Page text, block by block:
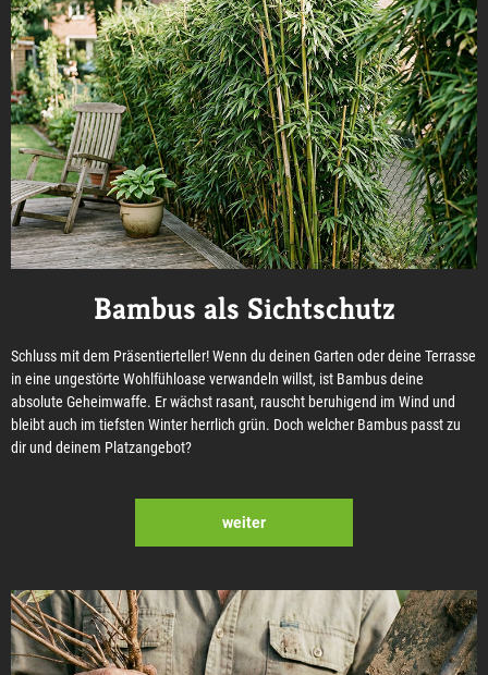
Bambus als Sichtschutz
Schluss mit dem Präsentierteller! Wenn du deinen Garten oder deine Terrasse
in eine ungestörte Wohlfühloase verwandeln willst, ist Bambus deine
absolute Geheimwaffe. Er wächst rasant, rauscht beruhigend im Wind und
bleibt auch im tiefsten Winter herrlich grün. Doch welcher Bambus passt zu
dir und deinem Platzangebot?
weiter